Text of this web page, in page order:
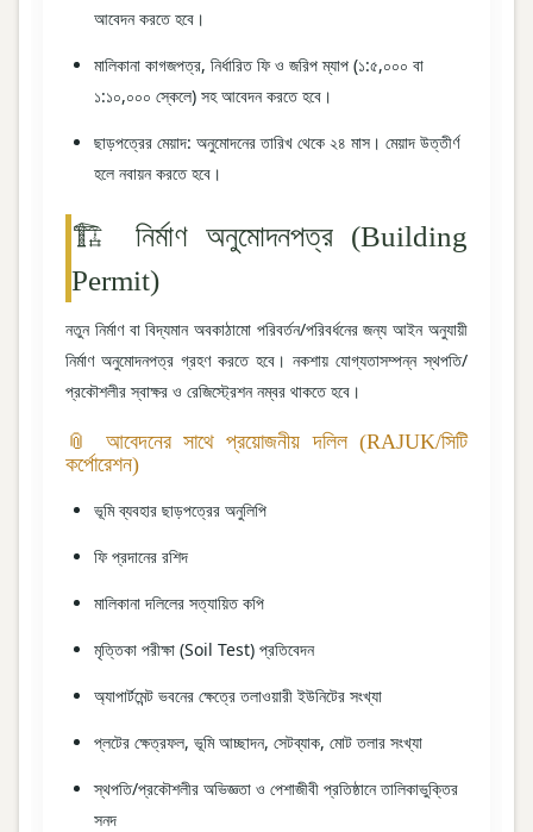
আবেদন করতে হবে।
মালিকানা কাগজপত্র, নির্ধারিত ফি ও জরিপ ম্যাপ (১:৫,০০০ বা
১:১০,০০০ স্কেলে) সহ আবেদন করতে হবে।
ছাড়পত্রের মেয়াদ: অনুমোদনের তারিখ থেকে ২৪ মাস। মেয়াদ উত্তীর্ণ
হলে নবায়ন করতে হবে।
🏗️ নির্মাণ অনুমোদনপত্র (Building
Permit)
নতুন নির্মাণ বা বিদ্যমান অবকাঠামো পরিবর্তন/পরিবর্ধনের জন্য আইন অনুযায়ী
নির্মাণ অনুমোদনপত্র গ্রহণ করতে হবে। নকশায় যোগ্যতাসম্পন্ন স্থপতি/
প্রকৌশলীর স্বাক্ষর ও রেজিস্ট্রেশন নম্বর থাকতে হবে।
📎 আবেদনের সাথে প্রয়োজনীয় দলিল (RAJUK/সিটি
কর্পোরেশন)
ভূমি ব্যবহার ছাড়পত্রের অনুলিপি
ফি প্রদানের রশিদ
মালিকানা দলিলের সত্যায়িত কপি
মৃত্তিকা পরীক্ষা (Soil Test) প্রতিবেদন
অ্যাপার্টমেন্ট ভবনের ক্ষেত্রে তলাওয়ারী ইউনিটের সংখ্যা
প্লটের ক্ষেত্রফল, ভূমি আচ্ছাদন, সেটব্যাক, মোট তলার সংখ্যা
স্থপতি/প্রকৌশলীর অভিজ্ঞতা ও পেশাজীবী প্রতিষ্ঠানে তালিকাভুক্তির
সনদ